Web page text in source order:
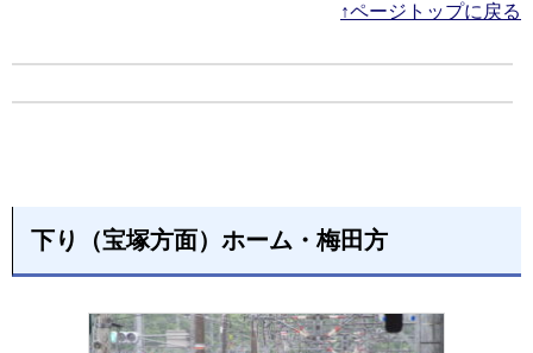
↑ページトップに戻る
下り（宝塚方面）ホーム・梅田方